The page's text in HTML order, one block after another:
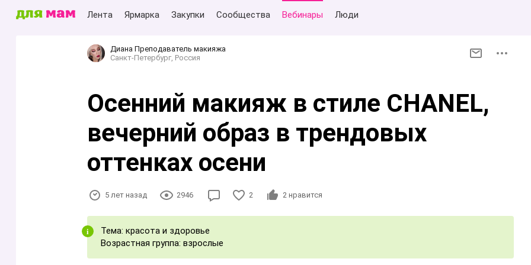
Лента Ярмарка Закупки Сообщества Вебинары Люди
Диана Преподаватель макияжа
Санкт-Петербург, Россия
Осенний макияж в стиле CHANEL,
вечерний образ в трендовых
оттенках осени
5 лет назад 2946 2 2 нравится
Тема: красота и здоровье
Возрастная группа: взрослые